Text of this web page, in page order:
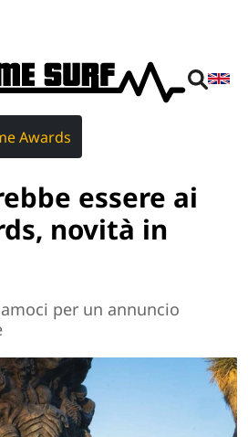
Awards
essere ai
novità in
per un annuncio